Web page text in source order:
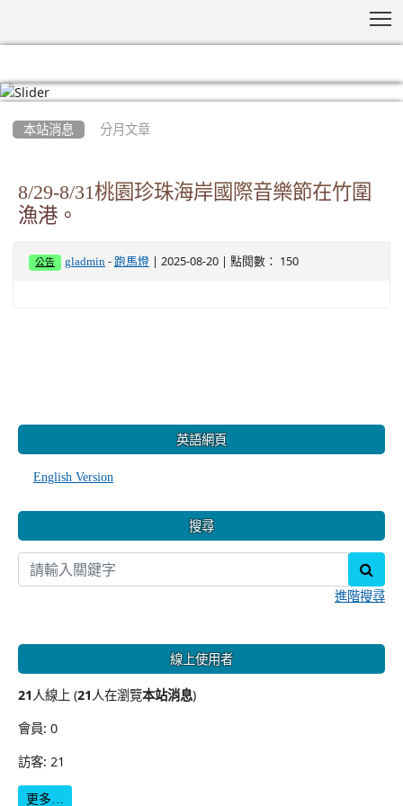
本站消息 分月文章
8/29-8/31桃園珍珠海岸國際音樂節在竹圍
漁港。
公告 gladmin - 跑馬燈 | 2025-08-20 | 點閱數： 150
英語網頁
English Version
搜尋
進階搜尋
線上使用者
21人線上 (21人在瀏覽本站消息)
會員: 0
訪客: 21
更多…